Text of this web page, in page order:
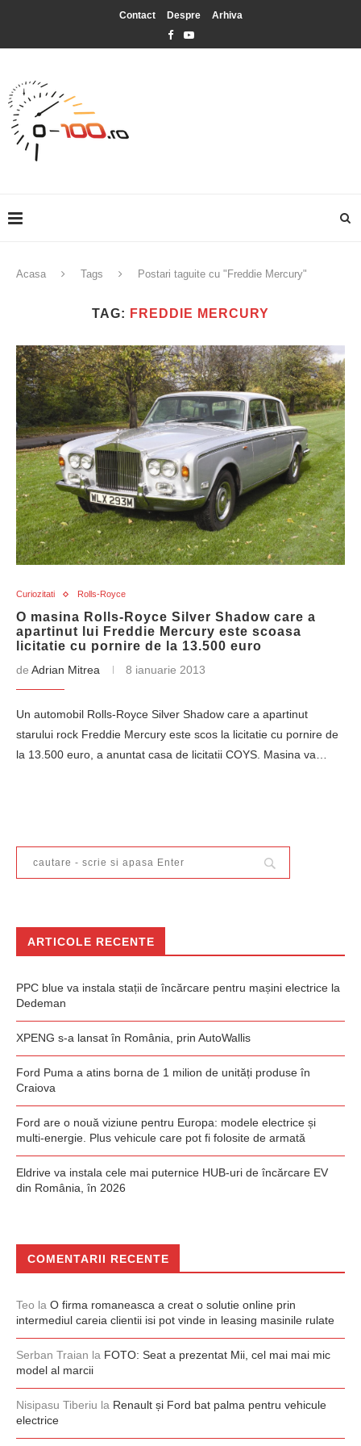
Contact Despre Arhiva
Acasa Tags Postari taguite cu "Freddie Mercury"
TAG: FREDDIE MERCURY
Curiozitati Rolls-Royce
O masina Rolls-Royce Silver Shadow care a
apartinut lui Freddie Mercury este scoasa
licitatie cu pornire de la 13.500 euro
de Adrian Mitrea 8 ianuarie 2013
Un automobil Rolls-Royce Silver Shadow care a apartinut
starului rock Freddie Mercury este scos la licitatie cu pornire de
la 13.500 euro, a anuntat casa de licitatii COYS. Masina va…
ARTICOLE RECENTE
PPC blue va instala stații de încărcare pentru mașini electrice la
Dedeman
XPENG s-a lansat în România, prin AutoWallis
Ford Puma a atins borna de 1 milion de unități produse în
Craiova
Ford are o nouă viziune pentru Europa: modele electrice și
multi-energie. Plus vehicule care pot fi folosite de armată
Eldrive va instala cele mai puternice HUB-uri de încărcare EV
din România, în 2026
COMENTARII RECENTE
Teo la O firma romaneasca a creat o solutie online prin
intermediul careia clientii isi pot vinde in leasing masinile rulate
Serban Traian la FOTO: Seat a prezentat Mii, cel mai mai mic
model al marcii
Nisipasu Tiberiu la Renault și Ford bat palma pentru vehicule
electrice